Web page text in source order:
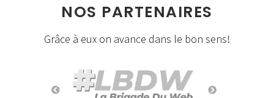
NOS PARTENAIRES
Grâce à eux on avance dans le bon sens!